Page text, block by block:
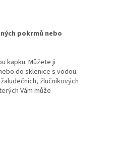
pokrmů nebo
kapku. Můžete ji
do sklenice s vodou.
žlučníkových
Vám může